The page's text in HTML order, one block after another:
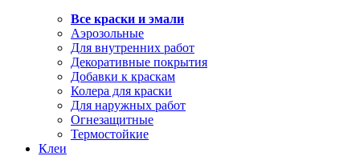
Все краски и эмали
Аэрозольные
Для внутренних работ
Декоративные покрытия
Добавки к краскам
Колера для краски
Для наружных работ
Огнезащитные
Термостойкие
Клеи